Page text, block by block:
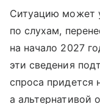
Ситуацию может
по слухам,
на начало 2027
эти сведения
спроса придется
а альтернативой